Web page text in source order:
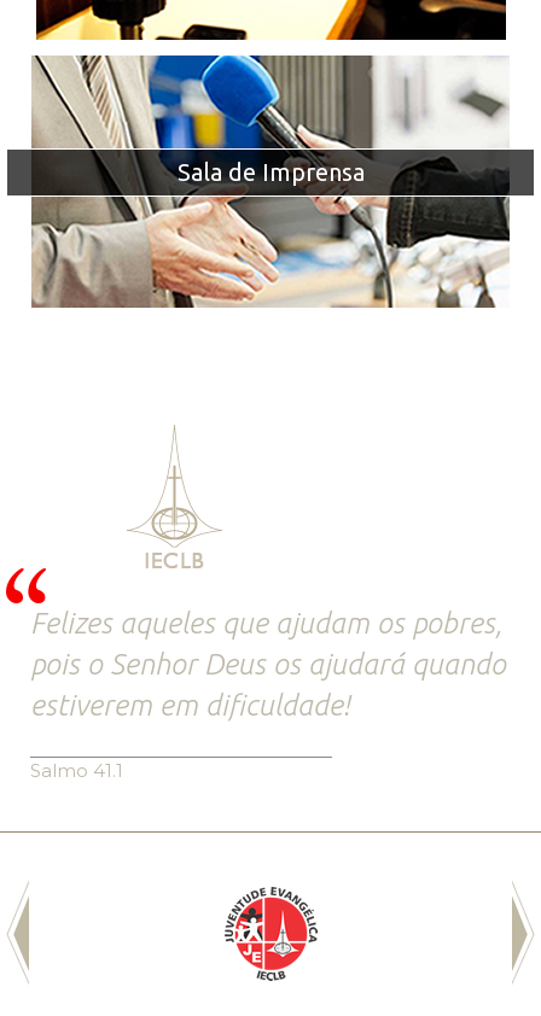
Sala de Imprensa
Felizes aqueles que ajudam os pobres,
pois o Senhor Deus os ajudará quando
estiverem em dificuldade!
Salmo 41.1